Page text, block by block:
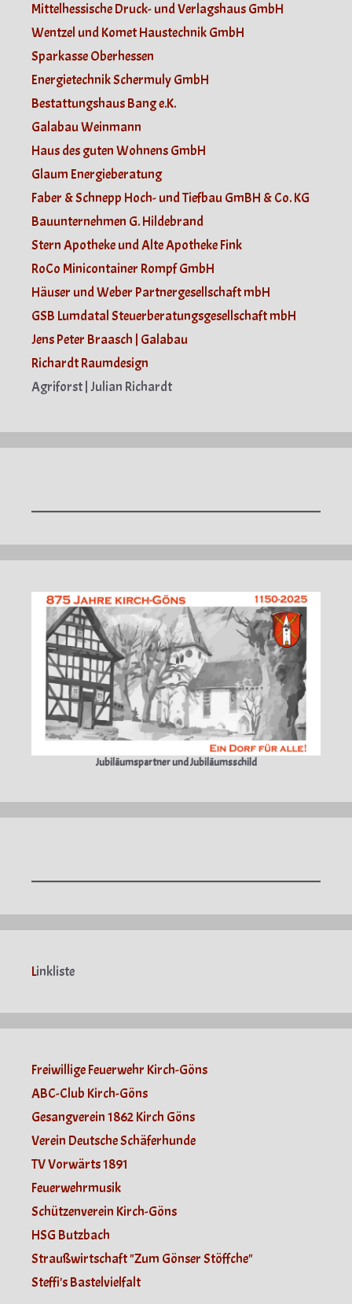
Mittelhessische Druck- und Verlagshaus GmbH
Wentzel und Komet Haustechnik GmbH
Sparkasse Oberhessen
Energietechnik Schermuly GmbH
Bestattungshaus Bang e.K.
Galabau Weinmann
Haus des guten Wohnens GmbH
Glaum Energieberatung
Faber & Schnepp Hoch- und Tiefbau GmBH & Co. KG
Bauunternehmen G. Hildebrand
Stern Apotheke und Alte Apotheke Fink
RoCo Minicontainer Rompf GmbH
Häuser und Weber Partnergesellschaft mbH
GSB Lumdatal Steuerberatungsgesellschaft mbH
Jens Peter Braasch | Galabau
Richardt Raumdesign
Agriforst | Julian Richardt
Jubiläumspartner und Jubiläumsschild
Linkliste
Freiwillige Feuerwehr Kirch-Göns
ABC-Club Kirch-Göns
Gesangverein 1862 Kirch Göns
Verein Deutsche Schäferhunde
TV Vorwärts 1891
Feuerwehrmusik
Schützenverein Kirch-Göns
HSG Butzbach
Straußwirtschaft "Zum Gönser Stöffche"
Steffi's Bastelvielfalt